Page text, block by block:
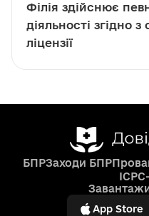
Філія здійснює
діяльності згідно
ліцензії
БПРЗаходи БПР
App Store